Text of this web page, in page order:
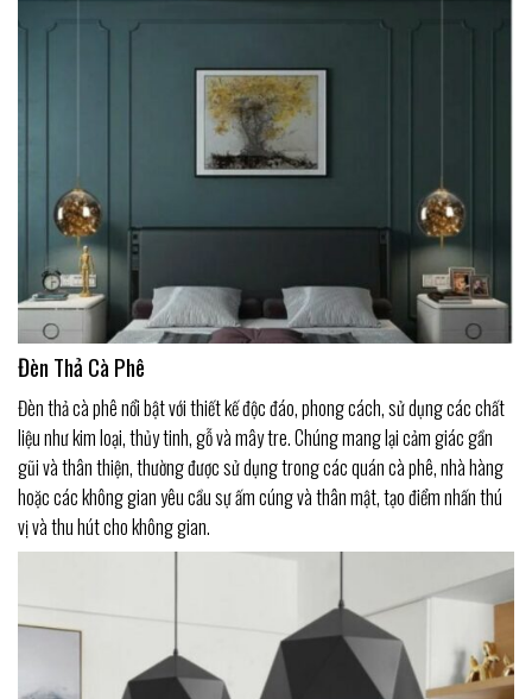
Đèn Thả Cà Phê
Đèn thả cà phê nổi bật với thiết kế độc đáo, phong cách, sử dụng các chất
liệu như kim loại, thủy tinh, gỗ và mây tre. Chúng mang lại cảm giác gần
gũi và thân thiện, thường được sử dụng trong các quán cà phê, nhà hàng
hoặc các không gian yêu cầu sự ấm cúng và thân mật, tạo điểm nhấn thú
vị và thu hút cho không gian.